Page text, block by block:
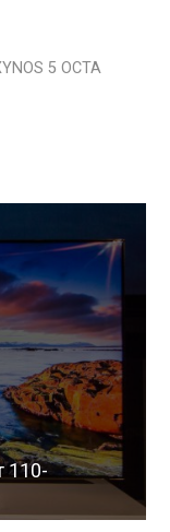
5 OCTA
110-